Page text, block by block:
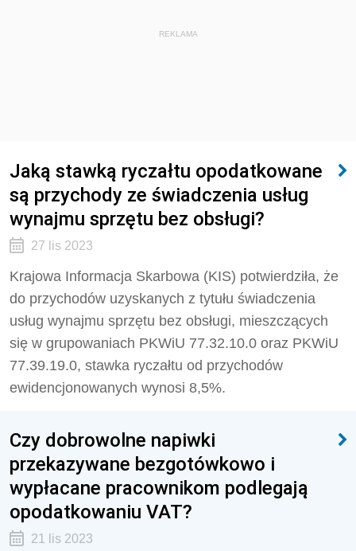
REKLAMA
Jaką stawką ryczałtu opodatkowane
są przychody ze świadczenia usług
wynajmu sprzętu bez obsługi?
27 lis 2023
Krajowa Informacja Skarbowa (KIS) potwierdziła, że
do przychodów uzyskanych z tytułu świadczenia
usług wynajmu sprzętu bez obsługi, mieszczących
się w grupowaniach PKWiU 77.32.10.0 oraz PKWiU
77.39.19.0, stawka ryczałtu od przychodów
ewidencjonowanych wynosi 8,5%.
Czy dobrowolne napiwki
przekazywane bezgotówkowo i
wypłacane pracownikom podlegają
opodatkowaniu VAT?
21 lis 2023